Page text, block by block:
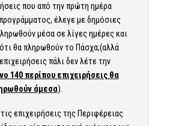
που από την πρώτη ημέρα
έλεγε με δημόσιες
μέσα σε λίγες ημέρες και
θα πληρωθούν το Πάσχα;(αλλά
πάλι δεν λέτε την
140 περίπου επιχειρήσεις θα
άμεσα).
επιχειρήσεις της Περιφέρειας